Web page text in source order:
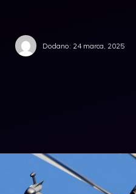
Dodano: 24 marca, 2025